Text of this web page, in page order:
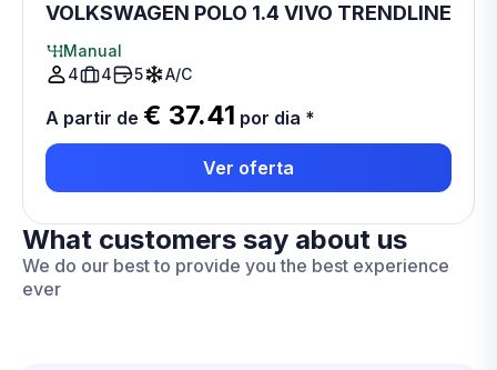
VOLKSWAGEN POLO 1.4 VIVO TRENDLINE
Manual
4
4 5 A/C
A partir de € 37.41 por dia *
Ver oferta
What customers say about us
We do our best to provide you the best experience
ever